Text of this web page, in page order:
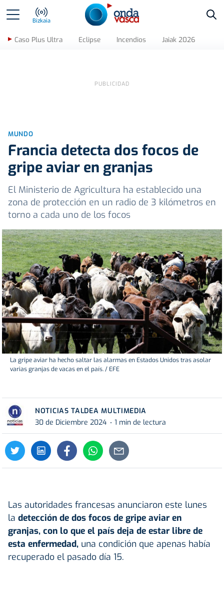
Bizkaia
Caso Plus Ultra Eclipse Incendios Jaiak 2026
MUNDO
Francia detecta dos focos de
gripe aviar en granjas
El Ministerio de Agricultura ha establecido una
zona de protección en un radio de 3 kilómetros en
torno a cada uno de los focos
La gripe aviar ha hecho saltar las alarmas en Estados Unidos tras asolar
varias granjas de vacas en el país. / EFE
NOTICIAS TALDEA MULTIMEDIA
30 de Diciembre 2024
1 min de lectura
Las autoridades francesas anunciaron este lunes
la detección de dos focos de gripe aviar en
granjas, con lo que el país deja de estar libre de
esta enfermedad, una condición que apenas había
recuperado el pasado día 15.